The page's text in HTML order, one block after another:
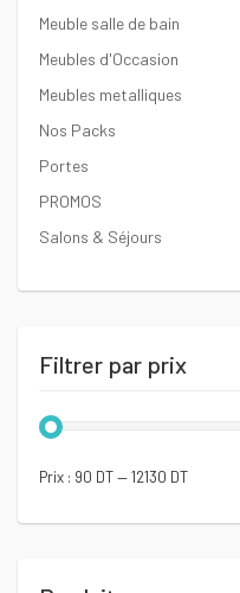
Meuble salle de bain
Meubles d'Occasion
Meubles metalliques
Nos Packs
Portes
PROMOS
Salons & Séjours
Filtrer par prix
Prix : 90 DT—12130 DT